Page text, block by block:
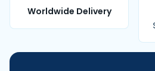
Worldwide Delivery